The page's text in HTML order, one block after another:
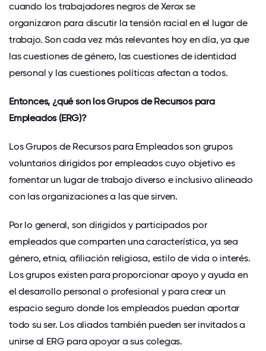
cuando los trabajadores negros de Xerox se
organizaron para discutir la tensión racial en el lugar de
trabajo. Son cada vez más relevantes hoy en día, ya que
las cuestiones de género, las cuestiones de identidad
personal y las cuestiones políticas afectan a todos.
Entonces, ¿qué son los Grupos de Recursos para
Empleados (ERG)?
Los Grupos de Recursos para Empleados son grupos
voluntarios dirigidos por empleados cuyo objetivo es
fomentar un lugar de trabajo diverso e inclusivo alineado
con las organizaciones a las que sirven.
Por lo general, son dirigidos y participados por
empleados que comparten una característica, ya sea
género, etnia, afiliación religiosa, estilo de vida o interés.
Los grupos existen para proporcionar apoyo y ayuda en
el desarrollo personal o profesional y para crear un
espacio seguro donde los empleados puedan aportar
todo su ser. Los aliados también pueden ser invitados a
unirse al ERG para apoyar a sus colegas.